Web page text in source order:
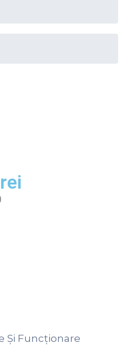
Și Funcționare